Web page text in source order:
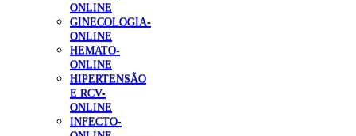
ONLINE
GINECOLOGIA-
ONLINE
HEMATO-
ONLINE
HIPERTENSÃO
E RCV-
ONLINE
INFECTO-